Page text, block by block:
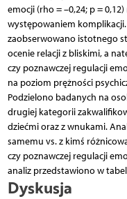
emocji (rho = –0,24; p =
występowaniem
zaobserwowano istotnego
ocenie relacji z bliskimi, a
czy poznawczej regulacji
na poziom prężności
Podzielono badanych na
drugiej kategorii
dziećmi oraz z wnukami.
samemu vs. z kimś
czy poznawczej regulacji
analiz przedstawiono w
Dyskusja